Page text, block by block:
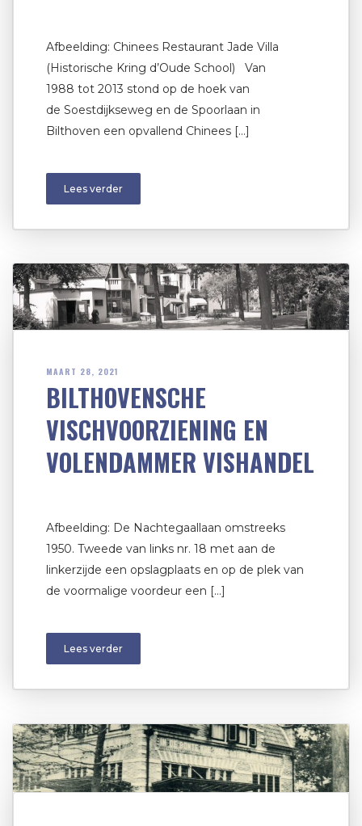
Afbeelding: Chinees Restaurant Jade Villa
(Historische Kring d’Oude School) Van
1988 tot 2013 stond op de hoek van
de Soestdijkseweg en de Spoorlaan in
Bilthoven een opvallend Chinees […]
Lees verder
MAART 28, 2021
BILTHOVENSCHE
VISCHVOORZIENING EN
VOLENDAMMER VISHANDEL
Afbeelding: De Nachtegaallaan omstreeks
1950. Tweede van links nr. 18 met aan de
linkerzijde een opslagplaats en op de plek van
de voormalige voordeur een […]
Lees verder